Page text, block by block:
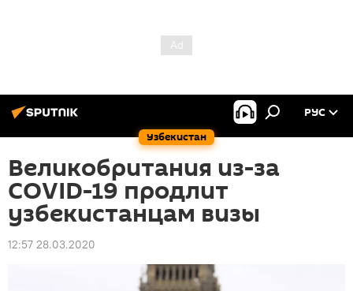
Узбекистан
РУС
Великобритания из-за
COVID-19 продлит
узбекистанцам визы
12:57 28.03.2020